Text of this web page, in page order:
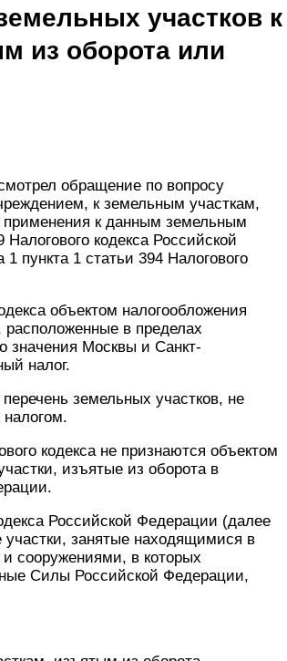
участков к
из оборота или
обращение по вопросу
к земельным участкам,
к данным земельным
кодекса Российской
пункта 1 статьи 394 Налогового
объектом налогообложения
в пределах
значения Москвы и Санкт-
налог.
земельных участков, не
кодекса не признаются объектом
изъятые из оборота в
Российской Федерации (далее
занятые находящимися в
сооружениями, в которых
Силы Российской Федерации,